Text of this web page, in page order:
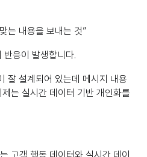
는 내용을 보내는 것”
반응이 발생합니다.
잘 설계되어 있는데 메시지 내용
는 실시간 데이터 기반 개인화를